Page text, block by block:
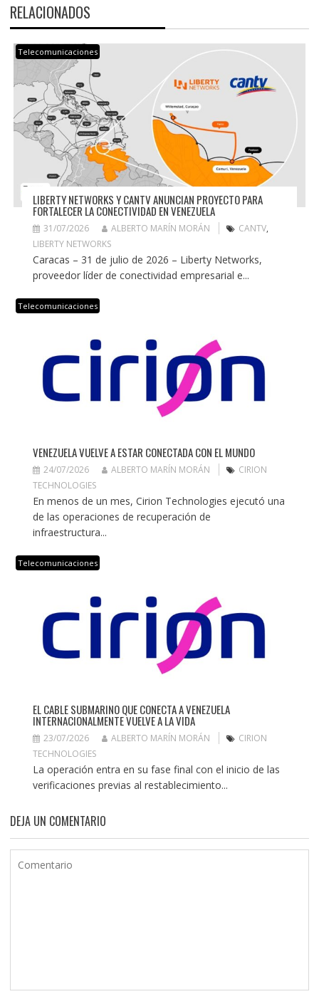
RELACIONADOS
Telecomunicaciones
LIBERTY NETWORKS Y CANTV ANUNCIAN PROYECTO PARA
FORTALECER LA CONECTIVIDAD EN VENEZUELA
31/07/2026 ALBERTO MARÍN MORÁN CANTV,
LIBERTY NETWORKS
Caracas – 31 de julio de 2026 – Liberty Networks,
proveedor líder de conectividad empresarial e...
Telecomunicaciones
VENEZUELA VUELVE A ESTAR CONECTADA CON EL MUNDO
24/07/2026 ALBERTO MARÍN MORÁN
CIRION
TECHNOLOGIES
En menos de un mes, Cirion Technologies ejecutó una
de las operaciones de recuperación de
infraestructura...
Telecomunicaciones
EL CABLE SUBMARINO QUE CONECTA A VENEZUELA
INTERNACIONALMENTE VUELVE A LA VIDA
23/07/2026 ALBERTO MARÍN MORÁN
CIRION
TECHNOLOGIES
La operación entra en su fase final con el inicio de las
verificaciones previas al restablecimiento...
DEJA UN COMENTARIO